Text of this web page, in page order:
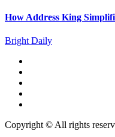
How Address King
Bright Daily
Copyright © All rights